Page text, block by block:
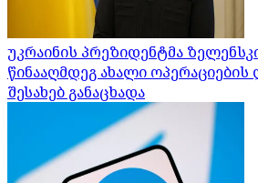
უკრაინის პრეზიდენტმა
წინააღმდეგ ახალი ოპერაციების
შესახებ განაცხადა